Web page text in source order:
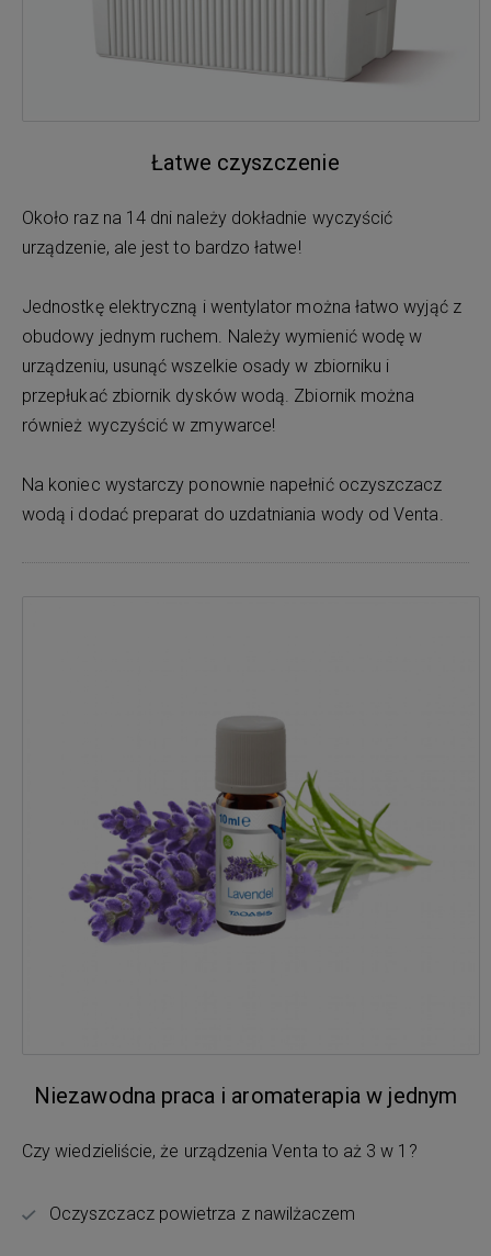
Łatwe czyszczenie
Około raz na 14 dni należy dokładnie wyczyścić
urządzenie, ale jest to bardzo łatwe!
Jednostkę elektryczną i wentylator można łatwo wyjąć z
obudowy jednym ruchem. Należy wymienić wodę w
urządzeniu, usunąć wszelkie osady w zbiorniku i
przepłukać zbiornik dysków wodą. Zbiornik można
również wyczyścić w zmywarce!
Na koniec wystarczy ponownie napełnić oczyszczacz
wodą i dodać preparat do uzdatniania wody od Venta.
Niezawodna praca i aromaterapia w jednym
Czy wiedzieliście, że urządzenia Venta to aż 3 w 1?
Oczyszczacz powietrza z nawilżaczem